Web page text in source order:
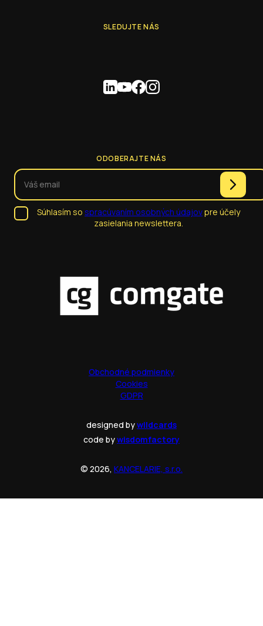
SLEDUJTE NÁS
ODOBERAJTE NÁS
Súhlasím so spracúvaním osobných údajovpre účely
zasielania newslettera.
Obchodné podmienky
Cookies
GDPR
designed bywildcards
code bywisdomfactory
© 2026, KANCELARIE, s.r.o.